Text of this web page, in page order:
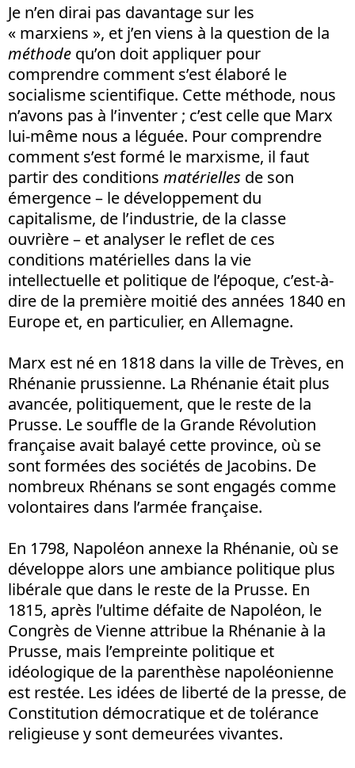
Je n’en dirai pas davantage sur les
« marxiens », et j’en viens à la question de la
méthode qu’on doit appliquer pour
comprendre comment s’est élaboré le
socialisme scientifique. Cette méthode, nous
n’avons pas à l’inventer ; c’est celle que Marx
lui-même nous a léguée. Pour comprendre
comment s’est formé le marxisme, il faut
partir des conditions matérielles de son
émergence – le développement du
capitalisme, de l’industrie, de la classe
ouvrière – et analyser le reflet de ces
conditions matérielles dans la vie
intellectuelle et politique de l’époque, c’est-à-
dire de la première moitié des années 1840 en
Europe et, en particulier, en Allemagne.
Marx est né en 1818 dans la ville de Trèves, en
Rhénanie prussienne. La Rhénanie était plus
avancée, politiquement, que le reste de la
Prusse. Le souffle de la Grande Révolution
française avait balayé cette province, où se
sont formées des sociétés de Jacobins. De
nombreux Rhénans se sont engagés comme
volontaires dans l’armée française.
En 1798, Napoléon annexe la Rhénanie, où se
développe alors une ambiance politique plus
libérale que dans le reste de la Prusse. En
1815, après l’ultime défaite de Napoléon, le
Congrès de Vienne attribue la Rhénanie à la
Prusse, mais l’empreinte politique et
idéologique de la parenthèse napoléonienne
est restée. Les idées de liberté de la presse, de
Constitution démocratique et de tolérance
religieuse y sont demeurées vivantes.